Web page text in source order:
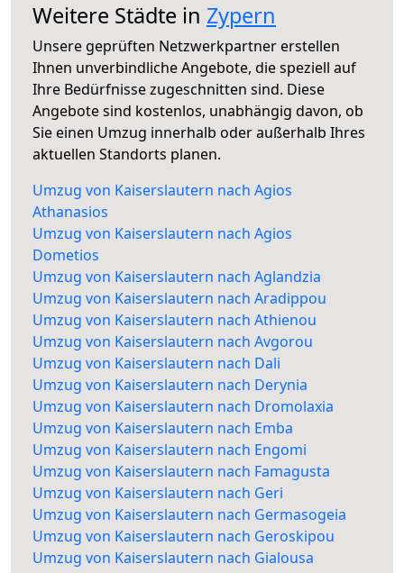
Weitere Städte in Zypern
Unsere geprüften Netzwerkpartner erstellen
Ihnen unverbindliche Angebote, die speziell auf
Ihre Bedürfnisse zugeschnitten sind. Diese
Angebote sind kostenlos, unabhängig davon, ob
Sie einen Umzug innerhalb oder außerhalb Ihres
aktuellen Standorts planen.
Umzug von Kaiserslautern nach Agios
Athanasios
Umzug von Kaiserslautern nach Agios
Dometios
Umzug von Kaiserslautern nach Aglandzia
Umzug von Kaiserslautern nach Aradippou
Umzug von Kaiserslautern nach Athienou
Umzug von Kaiserslautern nach Avgorou
Umzug von Kaiserslautern nach Dali
Umzug von Kaiserslautern nach Derynia
Umzug von Kaiserslautern nach Dromolaxia
Umzug von Kaiserslautern nach Emba
Umzug von Kaiserslautern nach Engomi
Umzug von Kaiserslautern nach Famagusta
Umzug von Kaiserslautern nach Geri
Umzug von Kaiserslautern nach Germasogeia
Umzug von Kaiserslautern nach Geroskipou
Umzug von Kaiserslautern nach Gialousa